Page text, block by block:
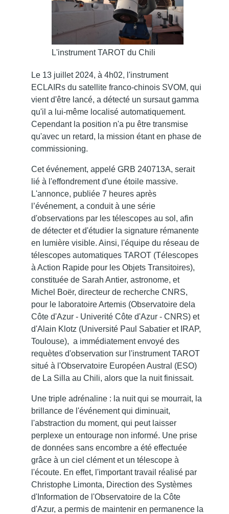
L'instrument TAROT du Chili
Le 13 juillet 2024, à 4h02, l'instrument
ECLAIRs du satellite franco-chinois SVOM, qui
vient d'être lancé, a détecté un sursaut gamma
qu'il a lui-même localisé automatiquement.
Cependant la position n'a pu être transmise
qu'avec un retard, la mission étant en phase de
commissioning.
Cet événement, appelé GRB 240713A, serait
lié à l'effondrement d'une étoile massive.
L'annonce, publiée 7 heures après
l’événement, a conduit à une série
d'observations par les télescopes au sol, afin
de détecter et d'étudier la signature rémanente
en lumière visible. Ainsi, l'équipe du réseau de
télescopes automatiques TAROT (Télescopes
à Action Rapide pour les Objets Transitoires),
constituée de Sarah Antier, astronome, et
Michel Boër, directeur de recherche CNRS,
pour le laboratoire Artemis (Observatoire dela
Côte d'Azur - Univerité Côte d'Azur - CNRS) et
d'Alain Klotz (Université Paul Sabatier et IRAP,
Toulouse), a immédiatement envoyé des
requètes d'observation sur l'instrument TAROT
situé à l'Observatoire Européen Austral (ESO)
de La Silla au Chili, alors que la nuit finissait.
Une triple adrénaline : la nuit qui se mourrait, la
brillance de l'événement qui diminuait,
l'abstraction du moment, qui peut laisser
perplexe un entourage non informé. Une prise
de données sans encombre a été effectuée
grâce à un ciel clément et un télescope à
l'écoute. En effet, l'important travail réalisé par
Christophe Limonta, Direction des Systèmes
d'Information de l'Observatoire de la Côte
d'Azur, a permis de maintenir en permanence la